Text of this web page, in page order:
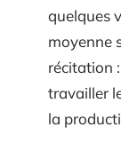
quelques
moyenne
récitation
travailler
la